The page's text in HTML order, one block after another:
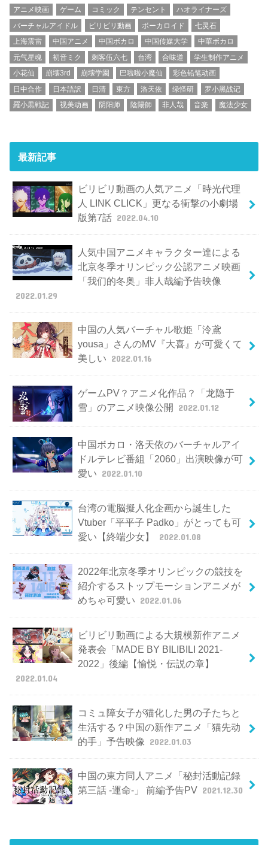
アニメ映画 ゲーム コミック テンセント
ハオライナーズ
バーチャルアイドル
ビリビリ動画 ボーカロイド
七灵石
上海震雷
中国アニメ 中国ボカロ 中国传媒大学
中華ボカロ
元气星魂
初音ミク 刺客伍六七 台湾 合味道
学生制作アニメ
小花仙
崩壊3rd 崩壊学園 巴啦啦小魔仙
彩色铅笔动画
日中合作
日本語訳 日清 東方 洛天依 绿怪研
罗小黑战记
羅小黒戦記
视美动画 阴阳师 陰陽師 非人哉 音楽 魔法少女
最新記事
ビリビリ動画の人気アニメ「時光代理
人 LINK CLICK」更なる衝撃の小劇場
版第7話 2022.04.10
人気中国アニメキャラクター達による
北京冬季オリンピック公認アニメ映画
「我们的冬奥」非人哉編予告映像
2022.01.29
中国の人気バーチャル歌姫「泠鳶
yousa」さんのMV『大喜』が可愛くて
美しい 2022.01.16
ゲームPV？アニメ化作品？「龙隐于
雪」のアニメ映像公開
2022.01.12
中国ボカロ・洛天依のバーチャルアイ
ドルテレビ番組「2060」出演映像が可
愛い 2022.01.10
台湾の電脳擬人化企画から誕生した
Vtuber「平平子 Padko」がとっても可
愛い【終端少女】
2022.01.08
2022年北京冬季オリンピックの競技を
紹介するストップモーションアニメが
めちゃ可愛い 2022.01.06
ビリビリ動画による大規模新作アニメ
発表会「MADE BY BILIBILI 2021-
2022」後編【愉悦・伝説の章】
2022.01.04
コミュ障女子が猫化した男の子たちと
生活する？中国の新作アニメ「猫先动
的手」予告映像
2022.01.03
中国の東方同人アニメ「秘封活動記録
第三話 -運命-」 前編予告PV 2021.12.30